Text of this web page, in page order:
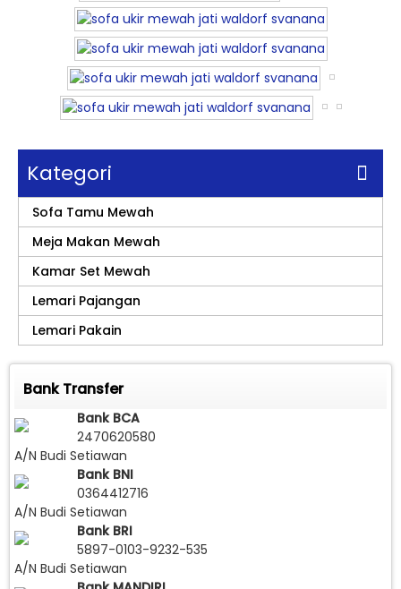
Kategori
Sofa Tamu Mewah
Meja Makan Mewah
Kamar Set Mewah
Lemari Pajangan
Lemari Pakain
Bank Transfer
Bank BCA
2470620580
A/N Budi Setiawan
Bank BNI
0364412716
A/N Budi Setiawan
Bank BRI
5897-0103-9232-535
A/N Budi Setiawan